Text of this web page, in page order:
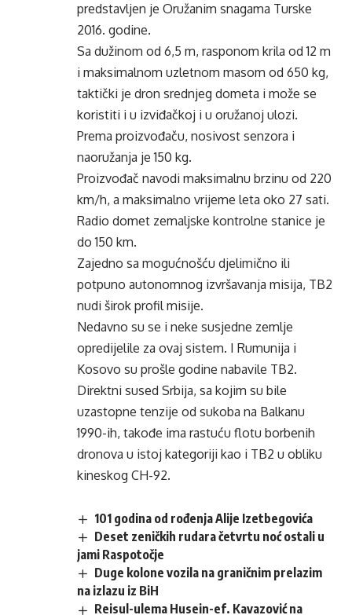
predstavljen je Oružanim snagama Turske
2016. godine.
Sa dužinom od 6,5 m, rasponom krila od 12 m
i maksimalnom uzletnom masom od 650 kg,
taktički je dron srednjeg dometa i može se
koristiti i u izviđačkoj i u oružanoj ulozi.
Prema proizvođaču, nosivost senzora i
naoružanja je 150 kg.
Proizvođač navodi maksimalnu brzinu od 220
km/h, a maksimalno vrijeme leta oko 27 sati.
Radio domet zemaljske kontrolne stanice je
do 150 km.
Zajedno sa mogućnošću djelimično ili
potpuno autonomnog izvršavanja misija, TB2
nudi širok profil misije.
Nedavno su se i neke susjedne zemlje
opredijelile za ovaj sistem. I Rumunija i
Kosovo su prošle godine nabavile TB2.
Direktni sused Srbija, sa kojim su bile
uzastopne tenzije od sukoba na Balkanu
1990-ih, takođe ima rastuću flotu borbenih
dronova u istoj kategoriji kao i TB2 u obliku
kineskog CH-92.
101 godina od rođenja Alije Izetbegovića
Deset zeničkih rudara četvrtu noć ostali u
jami Raspotočje
Duge kolone vozila na graničnim prelazim
na izlazu iz BiH
Reisul-ulema Husein-ef. Kavazović na